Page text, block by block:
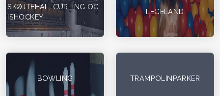
SKØJTEHAL, CURLING OG
ISHOCKEY
LEGELAND
BOWLING TRAMPOLINPARKER